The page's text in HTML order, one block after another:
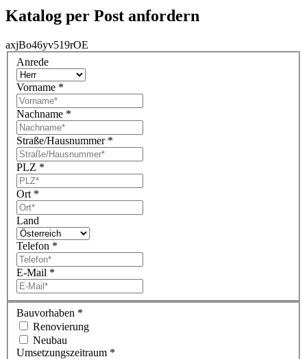
Katalog per Post anfordern
axjBo46yv519rOE
Anrede
Vorname *
Nachname *
Straße/Hausnummer *
PLZ *
Ort *
Land
Telefon *
E-Mail *
Bauvorhaben *
Renovierung
Neubau
Umsetzungszeitraum *